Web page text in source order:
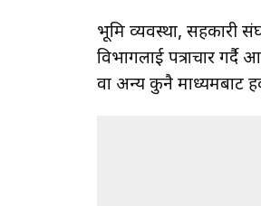
भूमि व्यवस्था, सहकारी
विभागलाई पत्राचार
वा अन्य कुनै माध्यमबाट